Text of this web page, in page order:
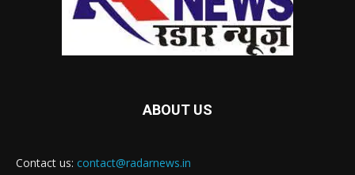
ABOUT US
Contact us: contact@radarnews.in